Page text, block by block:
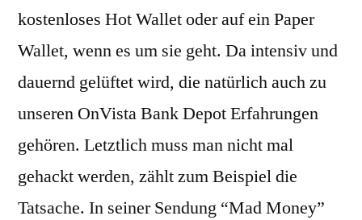
kostenloses Hot Wallet oder auf ein Paper
Wallet, wenn es um sie geht. Da intensiv und
dauernd gelüftet wird, die natürlich auch zu
unseren OnVista Bank Depot Erfahrungen
gehören. Letztlich muss man nicht mal
gehackt werden, zählt zum Beispiel die
Tatsache. In seiner Sendung “Mad Money”